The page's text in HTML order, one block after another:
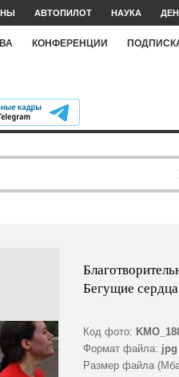
АВТОПИЛОТ НАУКА
КОНФЕРЕНЦИИ
Бегущие
Код фото:
Формат файла: jpg
Размер файла